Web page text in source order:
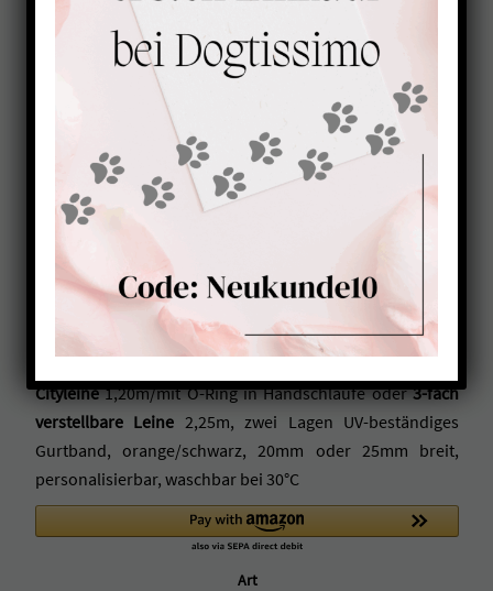
Leine mit Handschlaufe |
verstellbare Hundeleine
ORANGE-SCHWARZ
ab 44,00€
Cityleine1,20m/mit O-Ring in Handschlaufe oder3-fach
verstellbare Leine 2,25m, zwei Lagen UV-beständiges
Gurtband, orange/schwarz, 20mm oder 25mm breit,
personalisierbar, waschbar bei 30°C
Art